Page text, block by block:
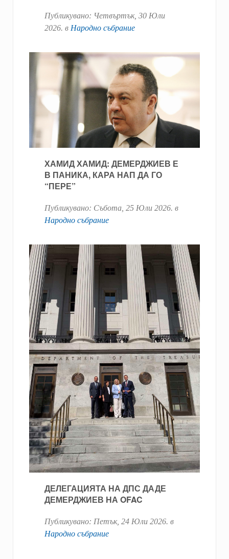
Публикувано: Четвъртък, 30 Юли
2026. в Народно събрание
ХАМИД ХАМИД: ДЕМЕРДЖИЕВ Е
В ПАНИКА, КАРА НАП ДА ГО
“ПЕРЕ”
Публикувано: Събота, 25 Юли 2026. в
Народно събрание
ДЕЛЕГАЦИЯТА НА ДПС ДАДЕ
ДЕМЕРДЖИЕВ НА OFAC
Публикувано: Петък, 24 Юли 2026. в
Народно събрание